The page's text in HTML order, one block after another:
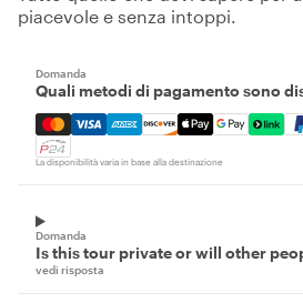
piacevole e senza intoppi.
Domanda
Quali metodi di pagamento sono
Mastercard, Visa, Amex,
La disponibilità varia in base alla destinazione
Domanda
Is this tour private or will other
vedi risposta